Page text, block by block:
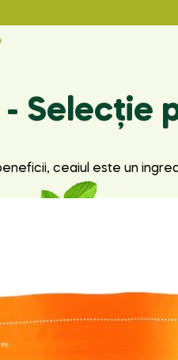
- Selecție
ceaiul este un